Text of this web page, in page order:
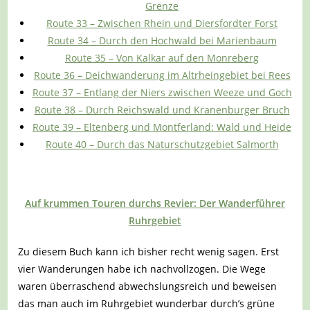
Grenze
Route 33 – Zwischen Rhein und Diersfordter Forst
Route 34 – Durch den Hochwald bei Marienbaum
Route 35 – Von Kalkar auf den Monreberg
Route 36 – Deichwanderung im Altrheingebiet bei Rees
Route 37 – Entlang der Niers zwischen Weeze und Goch
Route 38 – Durch Reichswald und Kranenburger Bruch
Route 39 – Eltenberg und Montferland: Wald und Heide
Route 40 – Durch das Naturschutzgebiet Salmorth
Auf krummen Touren durchs Revier: Der Wanderführer
Ruhrgebiet
Zu diesem Buch kann ich bisher recht wenig sagen. Erst
vier Wanderungen habe ich nachvollzogen. Die Wege
waren überraschend abwechslungsreich und beweisen
das man auch im Ruhrgebiet wunderbar durch’s grüne